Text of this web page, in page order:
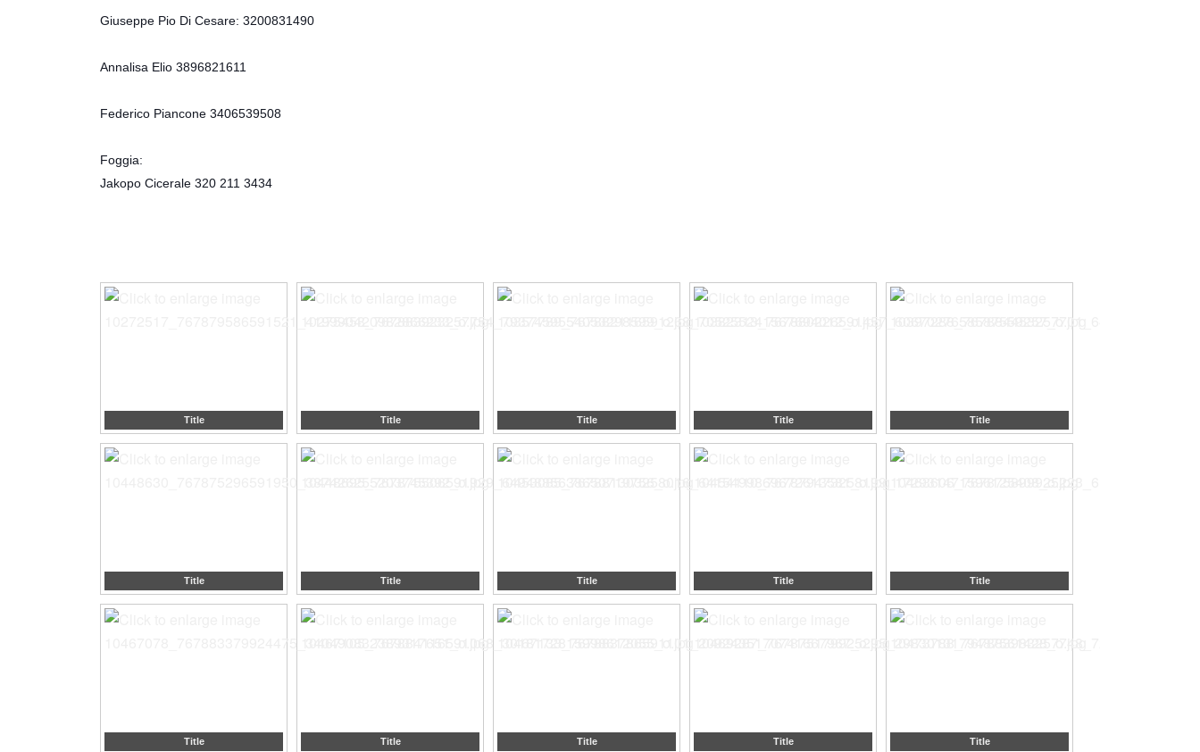
Giuseppe Pio Di Cesare: 3200831490
Annalisa Elio 3896821611
Federico Piancone 3406539508
Foggia:
Jakopo Cicerale 320 211 3434
Title Title Title Title Title
Title Title Title Title Title
Title Title Title Title Title